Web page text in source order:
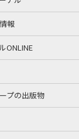
報
ONLINE
プの出版物